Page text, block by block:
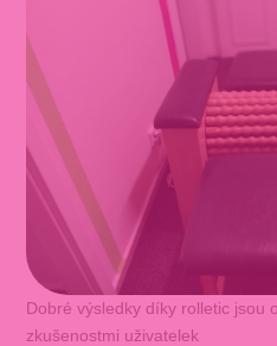
Dobré výsledky díky rolletic jsou
zkušenostmi uživatelek